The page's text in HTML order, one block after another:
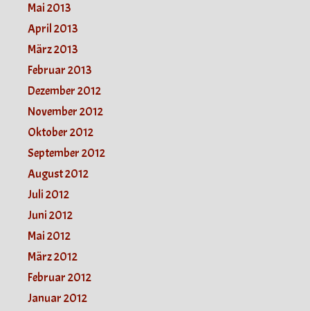
Mai 2013
April 2013
März 2013
Februar 2013
Dezember 2012
November 2012
Oktober 2012
September 2012
August 2012
Juli 2012
Juni 2012
Mai 2012
März 2012
Februar 2012
Januar 2012